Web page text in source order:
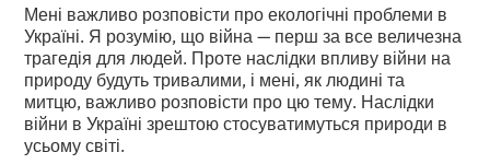
Мені важливо розповісти про екологічні проблеми в
Україні. Я розумію, що війна — перш за все величезна
трагедія для людей. Проте наслідки впливу війни на
природу будуть тривалими, і мені, як людині та
митцю, важливо розповісти про цю тему. Наслідки
війни в Україні зрештою стосуватимуться природи в
усьому світі.